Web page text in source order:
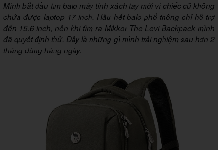
Mình bắt đầu tìm balo máy tính xách tay mới vì chiếc cũ không
chứa được laptop 17 inch. Hầu hết balo phổ thông chỉ hỗ trợ
đến 15.6 inch, nên khi tìm ra Mikkor The Levi Backpack mình
đã quyết định thử. Đây là những gì mình trải nghiệm sau hơn 2
tháng dùng hàng ngày.